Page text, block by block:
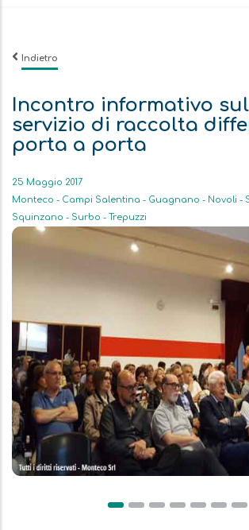
Indietro
Incontro informativo
servizio di raccolta
porta a porta
25 Maggio 2017
Monteco - Campi Salentina - Guagnano - Novoli -
Squinzano - Surbo - Trepuzzi